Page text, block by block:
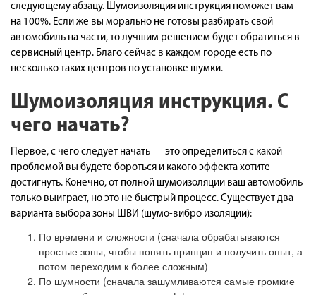
следующему абзацу. Шумоизоляция инструкция поможет вам
на 100%. Если же вы морально не готовы разбирать свой
автомобиль на части, то лучшим решением будет обратиться в
сервисный центр. Благо сейчас в каждом городе есть по
несколько таких центров по установке шумки.
Шумоизоляция инструкция. С
чего начать?
Первое, с чего следует начать — это определиться с какой
проблемой вы будете бороться и какого эффекта хотите
достигнуть. Конечно, от полной шумоизоляции ваш автомобиль
только выиграет, но это не быстрый процесс. Существует два
варианта выбора зоны ШВИ (шумо-вибро изоляции):
По времени и сложности (сначала обрабатываются
простые зоны, чтобы понять принцип и получить опыт, а
потом переходим к более сложным)
По шумности (сначала зашумливаются самые громкие